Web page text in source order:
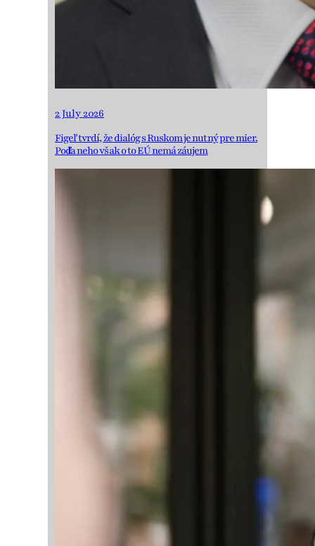
2 July 2026
Figeľ tvrdí, že dialóg s Ruskom je nutný pre mier.
Podľa neho však o to EÚ nemá záujem